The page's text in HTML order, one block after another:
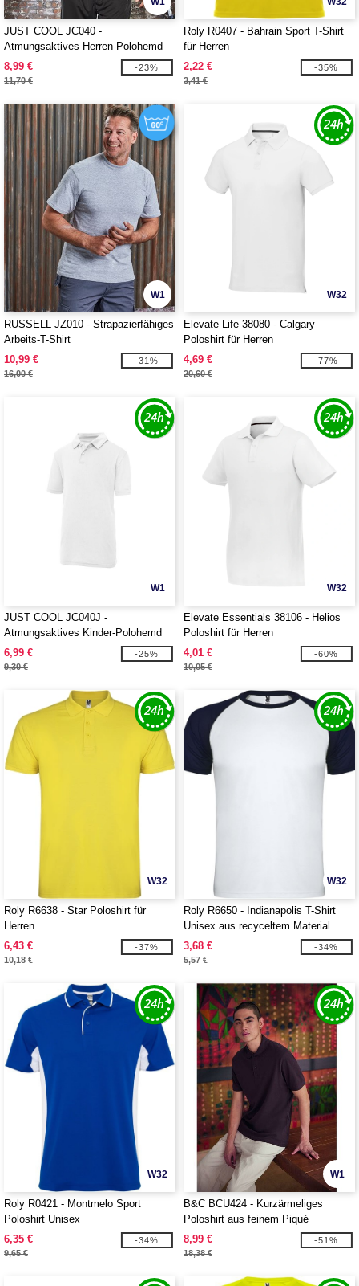
JUST COOL JC040 -
Atmungsaktives Herren-Polohemd
8,99 €
11,70 €
-23%
Roly R0407 - Bahrain Sport T-Shirt
für Herren
2,22 €
3,41 €
-35%
W1
RUSSELL JZ010 - Strapazierfähiges
Arbeits-T-Shirt
10,99 €
16,00 €
-31%
W32
Elevate Life 38080 - Calgary
Poloshirt für Herren
4,69 €
20,60 €
-77%
W1
JUST COOL JC040J -
Atmungsaktives Kinder-Polohemd
6,99 €
9,30 €
-25%
W32
Elevate Essentials 38106 - Helios
Poloshirt für Herren
4,01 €
10,05 €
-60%
W32
Roly R6638 - Star Poloshirt für
Herren
6,43 €
10,18 €
-37%
W32
Roly R6650 - Indianapolis T-Shirt
Unisex aus recyceltem Material
3,68 €
5,57 €
-34%
W32
Roly R0421 - Montmelo Sport
Poloshirt Unisex
6,35 €
9,65 €
-34%
W1
B&C BCU424 - Kurzärmeliges
Poloshirt aus feinem Piqué
8,99 €
18,38 €
-51%